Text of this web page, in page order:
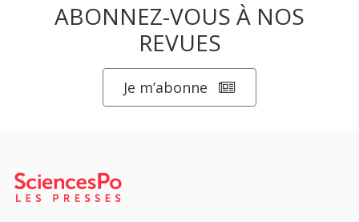
ABONNEZ-VOUS À NOS
REVUES
Je m’abonne